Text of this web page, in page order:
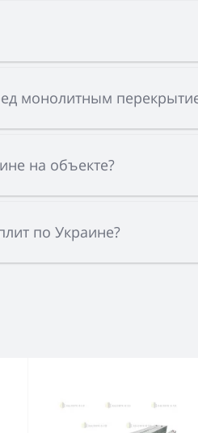
монолитным
на объекте?
по Украине?